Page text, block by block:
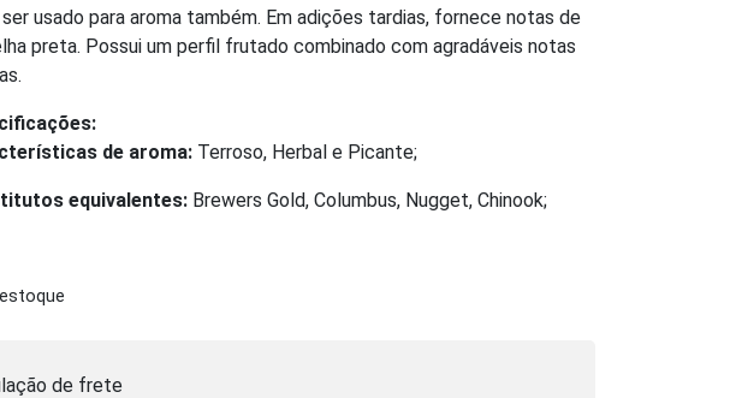
usado para aroma também. Em adições tardias, fornece notas de
preta. Possui um perfil frutado combinado com agradáveis notas
de aroma: Terroso, Herbal e Picante;
equivalentes: Brewers Gold, Columbus, Nugget, Chinook;
de frete